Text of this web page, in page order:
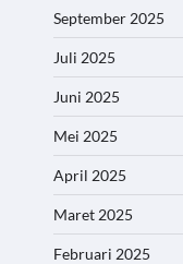
September 2025
Juli 2025
Juni 2025
Mei 2025
April 2025
Maret 2025
Februari 2025